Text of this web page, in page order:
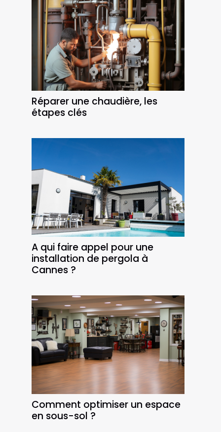
Réparer une chaudière, les
étapes clés
A qui faire appel pour une
installation de pergola à
Cannes ?
Comment optimiser un espace
en sous-sol ?